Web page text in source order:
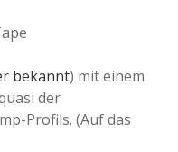
bekannt) mit einem
der
Profils. (Auf das